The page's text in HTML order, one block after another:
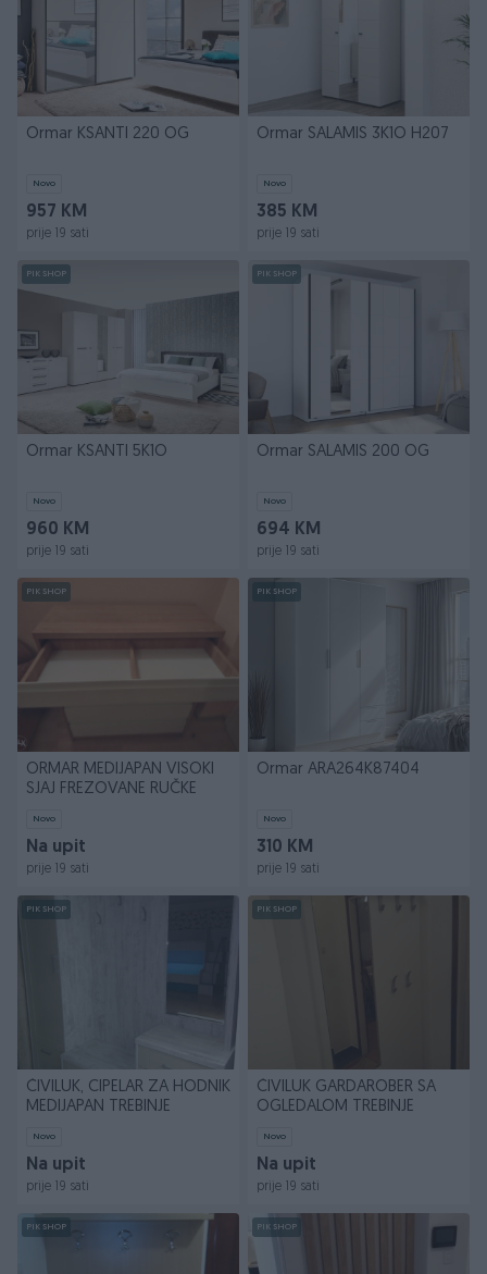
Ormar KSANTI 220 OG
Novo
957 KM
prije 19 sati
Ormar SALAMIS 3K1O H207
Novo
385 KM
prije 19 sati
PIK SHOP
Ormar KSANTI 5K1O
Novo
960 KM
prije 19 sati
PIK SHOP
Ormar SALAMIS 200 OG
Novo
694 KM
prije 19 sati
PIK SHOP
ORMAR MEDIJAPAN VISOKI
SJAJ FREZOVANE RUČKE
Novo
Na upit
prije 19 sati
PIK SHOP
Ormar ARA264K87404
Novo
310 KM
prije 19 sati
PIK SHOP
ČIVILUK, CIPELAR ZA HODNIK
MEDIJAPAN TREBINJE
Novo
Na upit
prije 19 sati
PIK SHOP
ČIVILUK GARDAROBER SA
OGLEDALOM TREBINJE
Novo
Na upit
prije 19 sati
PIK SHOP PIK SHOP